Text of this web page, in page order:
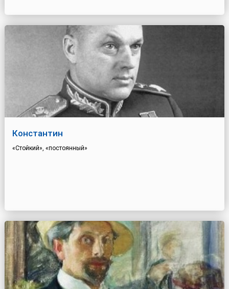
Константин
«Стойкий», «постоянный»